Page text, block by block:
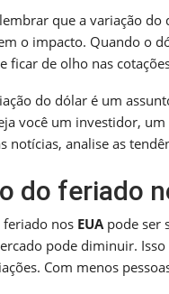
que a variação
o impacto. Quando o
ficar de olho nas
do dólar é um
você um investidor,
notícias, analise as
do feriado
nos EUApode ser
pode diminuir.
Com menos